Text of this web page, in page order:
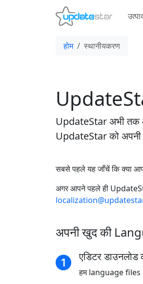
होम स्थानीयकरण
UpdateStar अभी तक
UpdateStar को अपनी
सबसे पहले यह जाँचें कि क्या
अगर आपने पहले ही
अपनी खुद की
एडिटर डाउनलोड
हम language